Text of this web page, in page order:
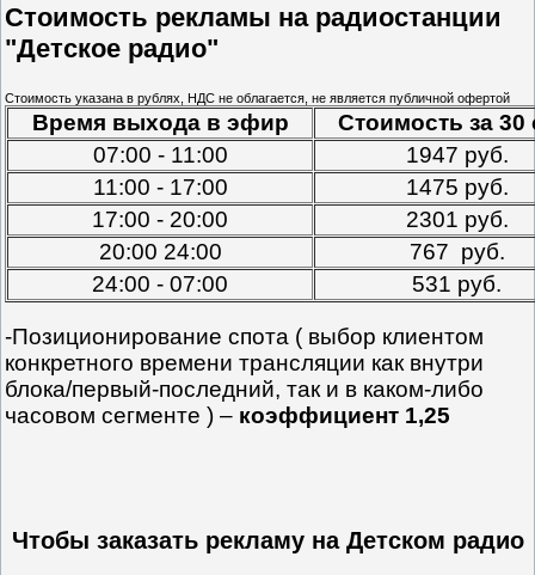
Стоимость рекламы на радиостанции
"Детское радио"
Стоимость указана в рублях, НДС не облагается, не является публичной офертой
Время выхода в эфир
Стоимость за 30
07:00 - 11:00
1947 руб.
11:00 - 17:00
1475 руб.
17:00 - 20:00
2301 руб.
20:00 24:00
767 руб.
24:00 - 07:00
531 руб.
-Позиционирование спота ( выбор клиентом
конкретного времени трансляции как внутри
блока/первый-последний, так и в каком-либо
часовом сегменте ) – коэффициент 1,25
Чтобы заказать рекламу на Детском радио